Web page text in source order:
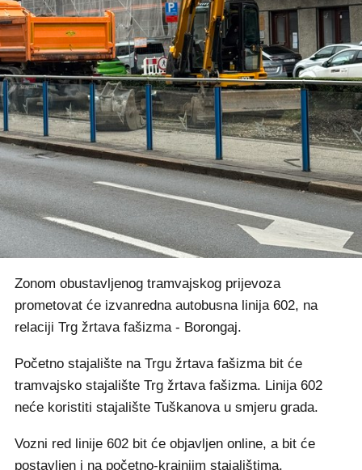
Zonom obustavljenog tramvajskog prijevoza
prometovat će izvanredna autobusna linija 602, na
relaciji Trg žrtava fašizma - Borongaj.
Početno stajalište na Trgu žrtava fašizma bit će
tramvajsko stajalište Trg žrtava fašizma. Linija 602
neće koristiti stajalište Tuškanova u smjeru grada.
Vozni red linije 602 bit će objavljen online, a bit će
postavljen i na početno-krajnjim stajalištima.